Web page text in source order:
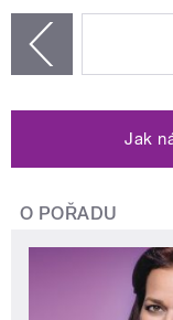
Jak
O POŘADU